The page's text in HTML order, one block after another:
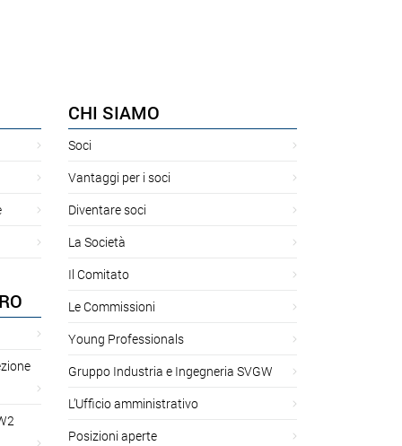
CHI SIAMO
Soci
Vantaggi per i soci
Diventare soci
La Società
Il Comitato
Le Commissioni
Young Professionals
Gruppo Industria e Ingegneria SVGW
L’Ufficio amministrativo
Posizioni aperte